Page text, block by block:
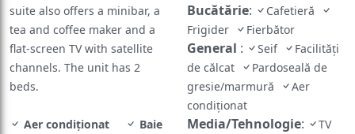
suite also offers a minibar, a
tea and coffee maker and a
flat-screen TV with satellite
channels. The unit has 2
beds.
Aer condiționat
Baie
Bucătărie:
Cafetieră
Frigider
Fierbător
General : Seif
Facilități
de călcat
Pardoseală de
gresie/marmură
Aer
condiționat
Media/Tehnologie:
TV